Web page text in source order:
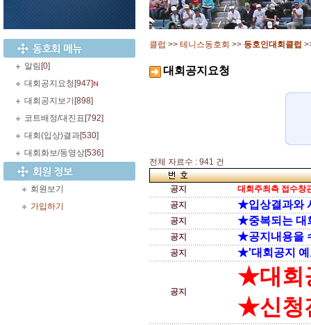
알림 [0]
대회공지요청 [947]
대회공지보기 [898]
코트배정/대진표 [792]
대회(입상)결과[530]
대회화보/동영상[536]
회원보기
가입하기
클럽 >> 테니스동호회 >> 동호인대회클럽
대회공지요청
전체 자료수 : 941 건
공지
대회주최측 접수창
공지
★입상결과와
공지 ★중복되는 대
공지 ★공지내용을
공지 ★'대회공지 예
공지
★대회
★신청